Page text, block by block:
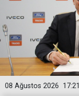
17:21
08 Ağustos 2026